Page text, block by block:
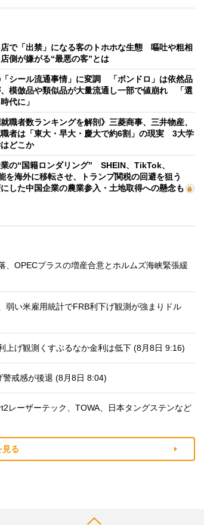
で「出禁」になる客のトホホな生態 嘔吐や粗相
側が嫌がる“最悪の客”とは
シール流通事情」に変調 「ボンドロ」は依然品
模倣品や類似品が大量流通し一部で値崩れ 「選
代に」
就職者数ランキングを解剖》三菱商事、三井物産、
者は「東大・早大・慶大で約6割」の現実 3大学
どこか
の“国籍ロンダリング” SHEIN、TikTok、
を海外に移転させ、トランプ関税の回避を狙う
した中国企業の農業参入・土地取得への懸念も
OPECプラスの増産合意とホルムズ海峡緊張緩
い米雇用統計でFRB利下げ観測が強まりドル
上げ観測くすぶるなか金利は低下 (8月8日 9:16)
警戒感が後退 (8月8日 8:04)
レーザーテック、TOWA、日本タングステンなど
見る